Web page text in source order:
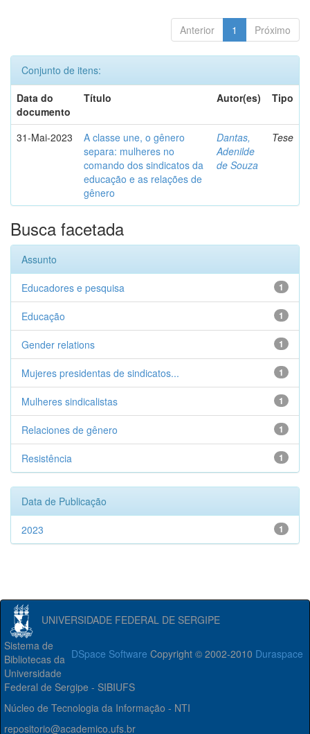
Anterior 1 Próximo
Conjunto de itens:
Data do
documento
Título Autor(es) Tipo
31-Mai-2023
A classe une, o gênero
separa: mulheres no
comando dos sindicatos da
educação e as relações de
gênero
Dantas,
Adenilde
de Souza
Tese
Busca facetada
Assunto
1
Educadores e pesquisa
1
Educação
1
Gender relations
1
Mujeres presidentas de sindicatos...
1
Mulheres sindicalistas
1
Relaciones de gênero
1
Resistência
Data de Publicação
1
2023
UNIVERSIDADE FEDERAL DE SERGIPE
DSpace Software Copyright © 2002-2010 Duraspace
Sistema de
Bibliotecas da
Universidade
Federal de Sergipe - SIBIUFS
Núcleo de Tecnologia da Informação - NTI
repositorio@academico.ufs.br